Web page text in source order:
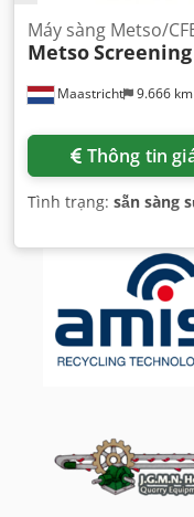
Maastricht 9.666 km
Máy sàng Metso/
Metso
Thông tin
Tình trạng: sẵn sàng